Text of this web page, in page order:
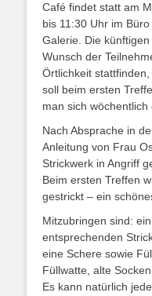
Café findet statt am
bis 11:30 Uhr im
Galerie. Die
Wunsch der
Örtlichkeit
soll beim ersten
man sich wöchentlich
Nach Absprache in
Anleitung von Frau
Strickwerk in Angriff
Beim ersten Treffen
gestrickt – ein
Mitzubringen sind:
entsprechenden
eine Schere sowie
Füllwatte, alte
Es kann natürlich